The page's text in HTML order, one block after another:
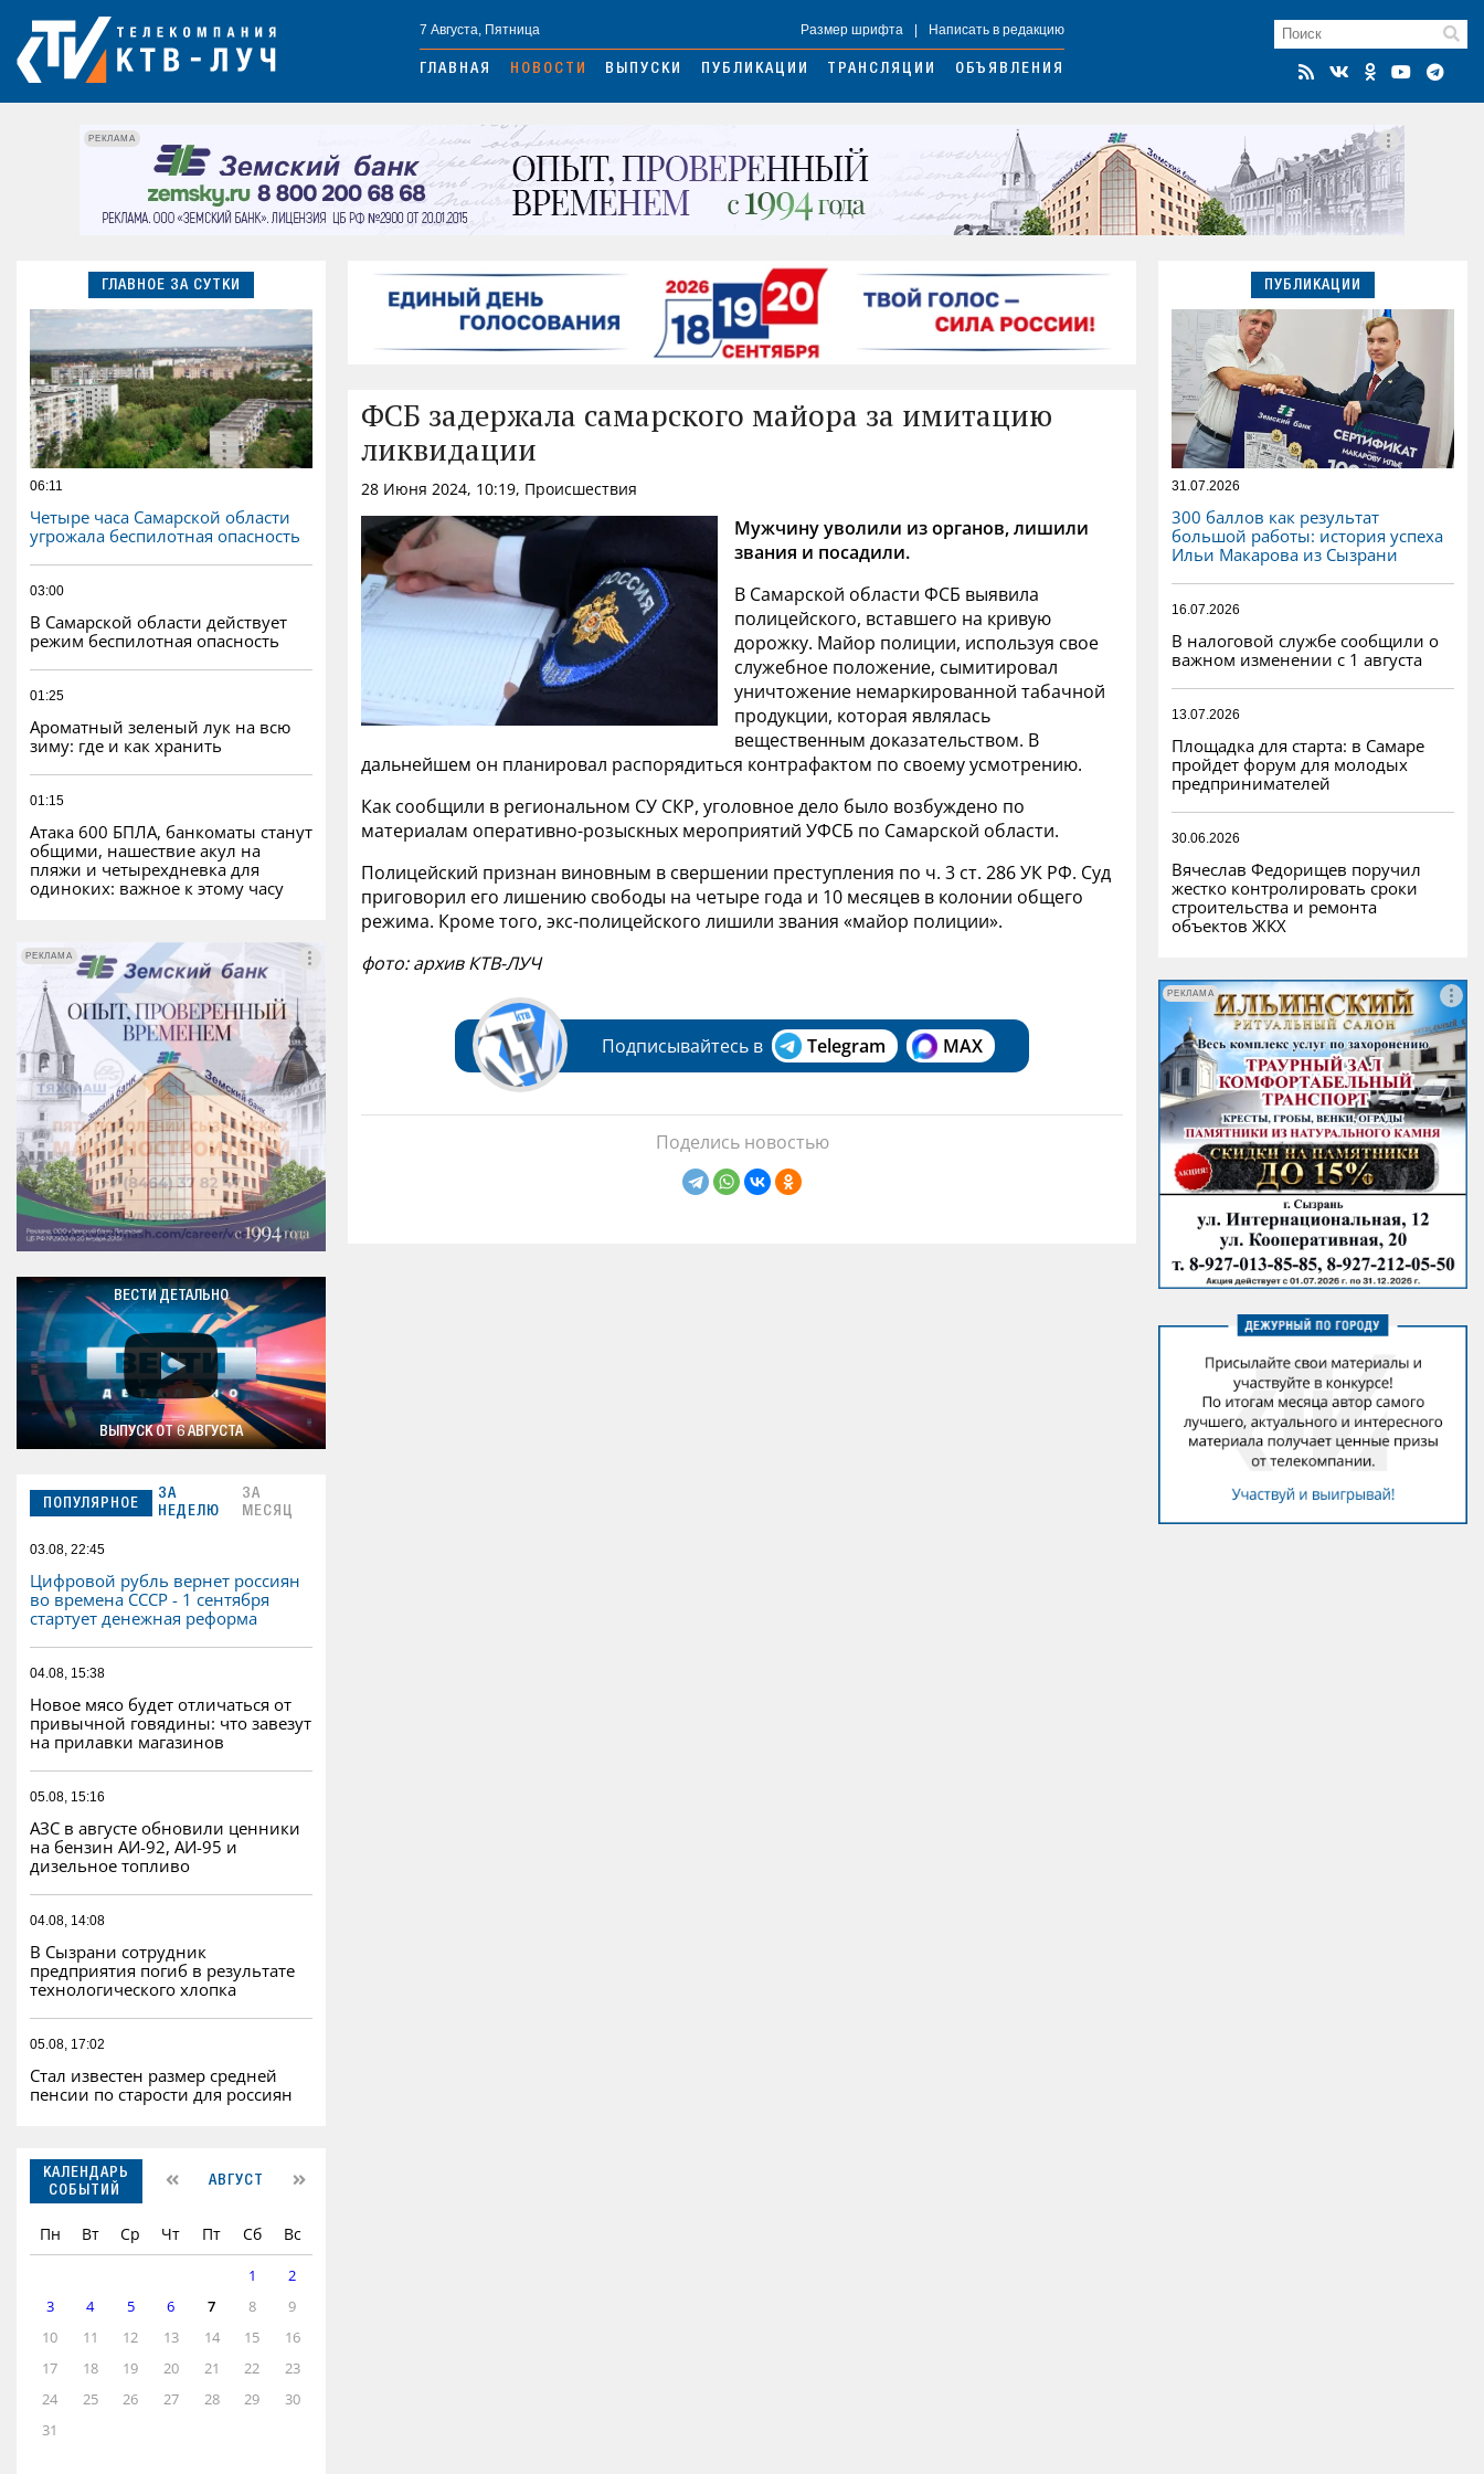
7 Августа, Пятница Размер шрифта Написать в редакцию
ГЛАВНАЯ НОВОСТИ ВЫПУСКИ ПУБЛИКАЦИИ ТРАНСЛЯЦИИ ОБЪЯВЛЕНИЯ
РЕКЛАМА
ГЛАВНОЕ ЗА СУТКИ
06:11
Четыре часа Самарской области
угрожала беспилотная опасность
03:00
В Самарской области действует
режим беспилотная опасность
01:25
Ароматный зеленый лук на всю
зиму: где и как хранить
01:15
Атака 600 БПЛА, банкоматы станут
общими, нашествие акул на
пляжи и четырехдневка для
одиноких: важное к этому часу
РЕКЛАМА
РЕКЛАМА
ВЕСТИ ДЕТАЛЬНО
ВЫПУСК ОТ 6 АВГУСТА
ПОПУЛЯРНОЕ
ЗА
НЕДЕЛЮ
ЗА
МЕСЯЦ
03.08, 22:45
Цифровой рубль вернет россиян
во времена СССР - 1 сентября
стартует денежная реформа
04.08, 15:38
Новое мясо будет отличаться от
привычной говядины: что завезут
на прилавки магазинов
05.08, 15:16
АЗС в августе обновили ценники
на бензин АИ-92, АИ-95 и
дизельное топливо
04.08, 14:08
В Сызрани сотрудник
предприятия погиб в результате
технологического хлопка
05.08, 17:02
Стал известен размер средней
пенсии по старости для россиян
КАЛЕНДАРЬ
СОБЫТИЙ
АВГУСТ
Пн Вт Ср Чт Пт Сб Вс
1
2
3
4 5 6 7 8
9
10
11 12 13 14 15
16
17
18 19 20 21 22
23
24
25 26 27 28 29
30
31
ФСБ задержала самарского майора за имитацию
ликвидации
28 Июня 2024, 10:19, Происшествия
Мужчину уволили из органов, лишили
звания и посадили.
В Самарской области ФСБ выявила
полицейского, вставшего на кривую
дорожку. Майор полиции, используя свое
служебное положение, сымитировал
уничтожение немаркированной табачной
продукции, которая являлась
вещественным доказательством. В
дальнейшем он планировал распорядиться контрафактом по своему усмотрению.
Как сообщили в региональном СУ СКР, уголовное дело было возбуждено по
материалам оперативно-розыскных мероприятий УФСБ по Самарской области.
Полицейский признан виновным в свершении преступления по ч. 3 ст. 286 УК РФ. Суд
приговорил его лишению свободы на четыре года и 10 месяцев в колонии общего
режима. Кроме того, экс-полицейского лишили звания «майор полиции».
фото: архив КТВ-ЛУЧ
Подписывайтесь в Telegram MAX
Поделись новостью
ПУБЛИКАЦИИ
31.07.2026
300 баллов как результат
большой работы: история успеха
Ильи Макарова из Сызрани
16.07.2026
В налоговой службе сообщили о
важном изменении с 1 августа
13.07.2026
Площадка для старта: в Самаре
пройдет форум для молодых
предпринимателей
30.06.2026
Вячеслав Федорищев поручил
жестко контролировать сроки
строительства и ремонта
объектов ЖКХ
РЕКЛАМА